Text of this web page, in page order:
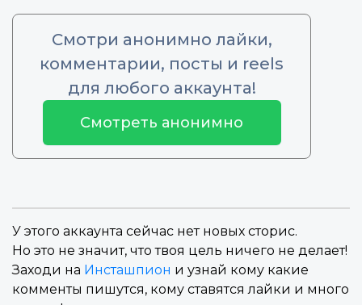
Смотри анонимно лайки,
комментарии, посты и reels
для любого аккаунта!
Смотреть анонимно
У этого аккаунта сейчас нет новых сторис.
Но это не значит, что твоя цель ничего не делает!
Заходи на Инсташпион и узнай кому какие
комменты пишутся, кому ставятся лайки и много